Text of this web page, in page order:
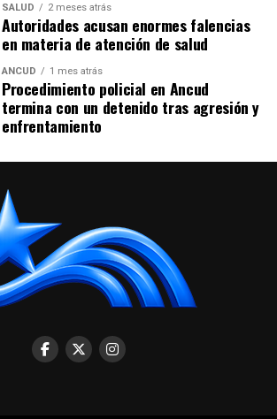
SALUD 2 meses atrás
Autoridades acusan enormes falencias
en materia de atención de salud
ANCUD 1 mes atrás
Procedimiento policial en Ancud
termina con un detenido tras agresión y
enfrentamiento